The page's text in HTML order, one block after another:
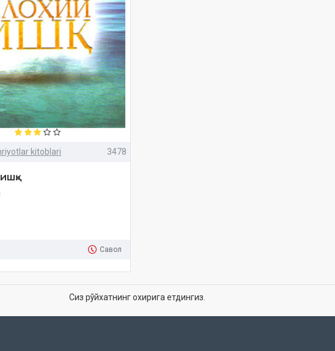
kitoblari 3478
Савол
Сиз рўйхатнинг охирига етдингиз.